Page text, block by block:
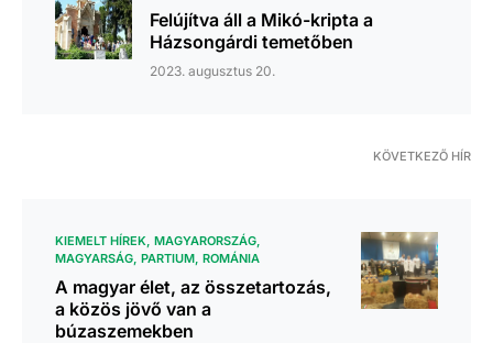
Felújítva áll a Mikó-kripta a
Házsongárdi temetőben
2023. augusztus 20.
KÖVETKEZŐ HÍR
KIEMELT HÍREK MAGYARORSZÁG
MAGYARSÁG PARTIUM ROMÁNIA
A magyar élet, az összetartozás,
a közös jövő van a
búzaszemekben